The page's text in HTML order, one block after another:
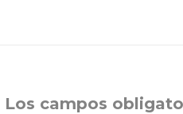
Los campos